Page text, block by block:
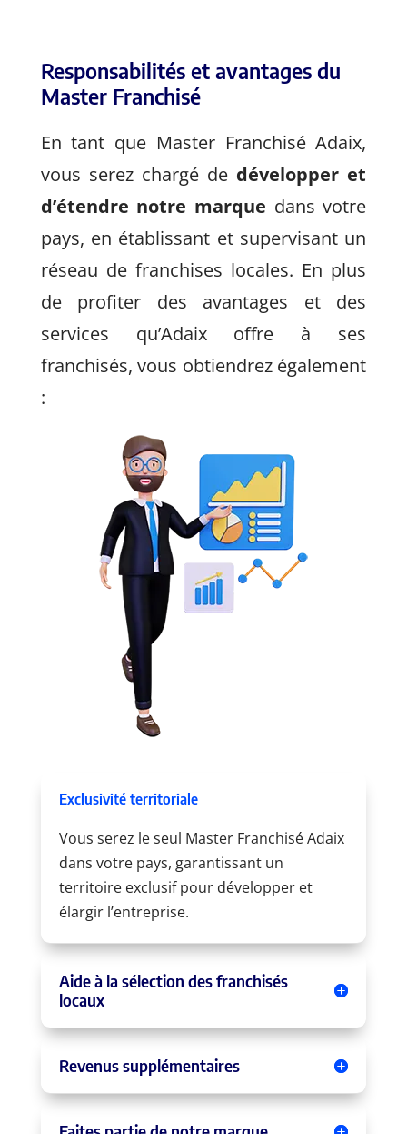
Responsabilités et avantages du
Master Franchisé
En tant que Master Franchisé Adaix,
vous serez chargé de développer et
d’étendre notre marque dans votre
pays, en établissant et supervisant un
réseau de franchises locales. En plus
de profiter des avantages et des
services qu’Adaix offre à ses
franchisés, vous obtiendrez également
:
Exclusivité territoriale
Vous serez le seul Master Franchisé Adaix
dans votre pays, garantissant un
territoire exclusif pour développer et
élargir l’entreprise.
Aide à la sélection des franchisés
locaux
Revenus supplémentaires